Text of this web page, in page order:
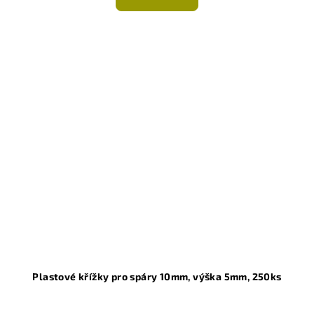
Plastové křížky pro spáry 10mm, výška 5mm, 250ks